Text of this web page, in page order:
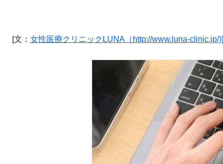
[文： 女性医療クリニックLUNA（http://www.luna-clinic.jp/)]